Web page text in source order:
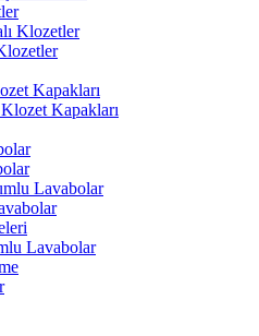
Klozetler
Kapakları
Kapakları
Lavabolar
Lavabolar